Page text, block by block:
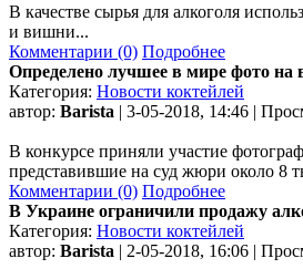
В качестве сырья для алкоголя
и вишни...
Комментарии (0) Подробнее
Определено лучшее в мире фото на
Категория: Новости коктейлей
автор: Barista | 3-05-2018, 14:46 |
В конкурсе приняли участие
представившие на суд жюри около 8
Комментарии (0) Подробнее
В Украине ограничили продажу
Категория: Новости коктейлей
автор: Barista | 2-05-2018, 16:06 |